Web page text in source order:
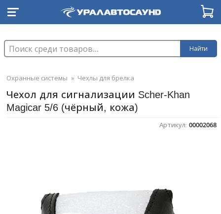
Найти
Охранные системы » Чехлы для брелка
Чехол для сигнализации Scher-Khan
Magicar 5/6 (чёрный, кожа)
Артикул: 00002068